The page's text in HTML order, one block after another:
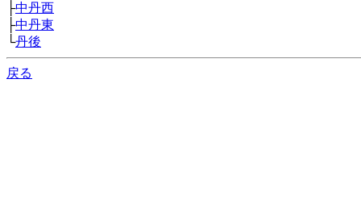
├中丹西
├中丹東
└丹後
戻る